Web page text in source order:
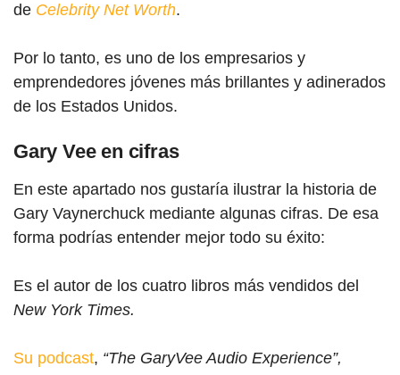
de Celebrity Net Worth.
Por lo tanto, es uno de los empresarios y
emprendedores jóvenes más brillantes y adinerados
de los Estados Unidos.
Gary Vee en cifras
En este apartado nos gustaría ilustrar la historia de
Gary Vaynerchuck mediante algunas cifras. De esa
forma podrías entender mejor todo su éxito:
Es el autor de los cuatro libros más vendidos del
New York Times.
Su podcast, “The GaryVee Audio Experience”,